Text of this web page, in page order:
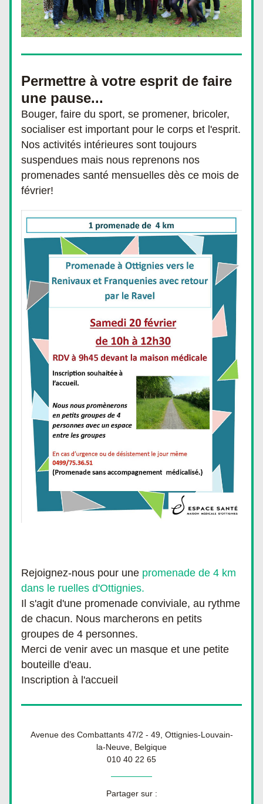
Permettre à votre esprit de faire
une pause...
Bouger, faire du sport, se promener, bricoler,
socialiser est important pour le corps et l'esprit.
Nos activités intérieures sont toujours
suspendues mais nous reprenons nos
promenades santé mensuelles dès ce mois de
février!
Rejoignez-nous pour une promenade de 4 km
dans le ruelles d'Ottignies.
Il s'agit d'une promenade conviviale, au rythme
de chacun. Nous marcherons en petits
groupes de 4 personnes.
Merci de venir avec un masque et une petite
bouteille d'eau.
Inscription à l'accueil
Avenue des Combattants 47/2 - 49, Ottignies-Louvain-
la-Neuve, Belgique
010 40 22 65
Partager sur :